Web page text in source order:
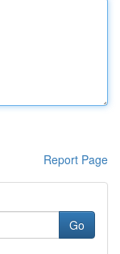
Report Page
Go